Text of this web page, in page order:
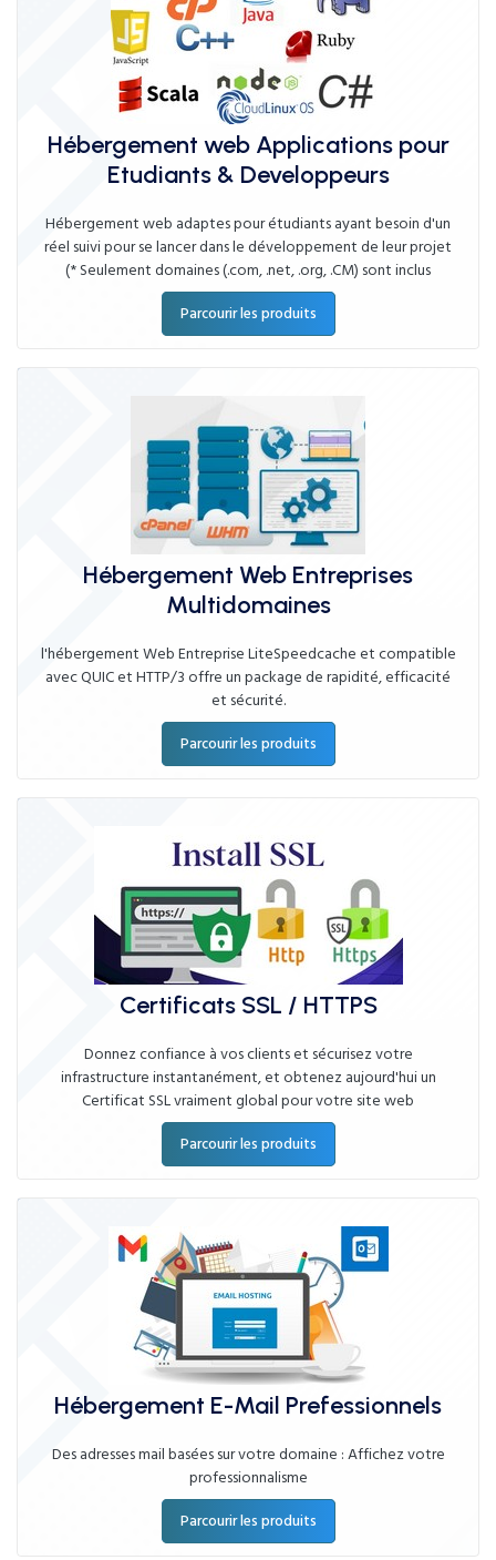
Hébergement web Applications pour
Etudiants & Developpeurs
Hébergement web adaptes pour étudiants ayant besoin d'un
réel suivi pour se lancer dans le développement de leur projet
(* Seulement domaines (.com, .net, .org, .CM) sont inclus
Parcourir les produits
Hébergement Web Entreprises
Multidomaines
l'hébergement Web Entreprise LiteSpeedcache et compatible
avec QUIC et HTTP/3 offre un package de rapidité, efficacité
et sécurité.
Parcourir les produits
Certificats SSL / HTTPS
Donnez confiance à vos clients et sécurisez votre
infrastructure instantanément, et obtenez aujourd'hui un
Certificat SSL vraiment global pour votre site web
Parcourir les produits
Hébergement E-Mail Prefessionnels
Des adresses mail basées sur votre domaine : Affichez votre
professionnalisme
Parcourir les produits